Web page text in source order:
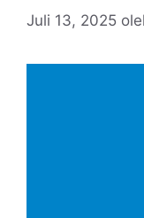
Juli 13, 2025